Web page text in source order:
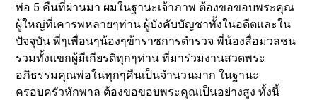
พ่อ 5 คืนที่ผ่านมา ผมในฐานะเจ้าภาพ ต้องขอขอบพระคุณ
ผู้ใหญ่ที่เคารพหลายๆท่าน ผู้บังคับบัญชาทั้งในอดีตและใน
ปัจจุบัน พี่ๆเพื่อนๆน้องๆข้าราชการตำรวจ พี่น้องสื่อมวลชน
รวมทั้งแขกผู้มีเกียรติทุกๆท่าน ที่มาร่วมงานสวดพระ
อภิธรรมคุณพ่อในทุกๆคืนเป็นจำนวนมาก ในฐานะ
ครอบครัวหักพาล ต้องขอขอบพระคุณเป็นอย่างสูง ทั้งนี้